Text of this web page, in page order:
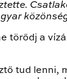
törődj a
tud lenni,